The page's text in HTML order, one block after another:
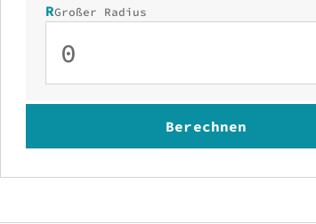
RGroßer Radius
Berechnen